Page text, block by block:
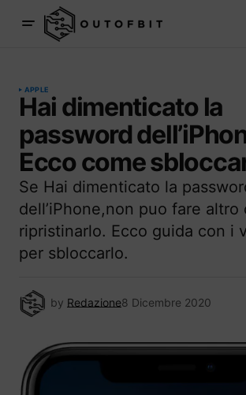
APPLE
Hai dimenticato la
password
Ecco come
Se Hai dimenticato la
dell’iPhone,non puo fare altro
ripristinarlo. Ecco guida con i
per sbloccarlo.
by Redazione8 Dicembre 2020